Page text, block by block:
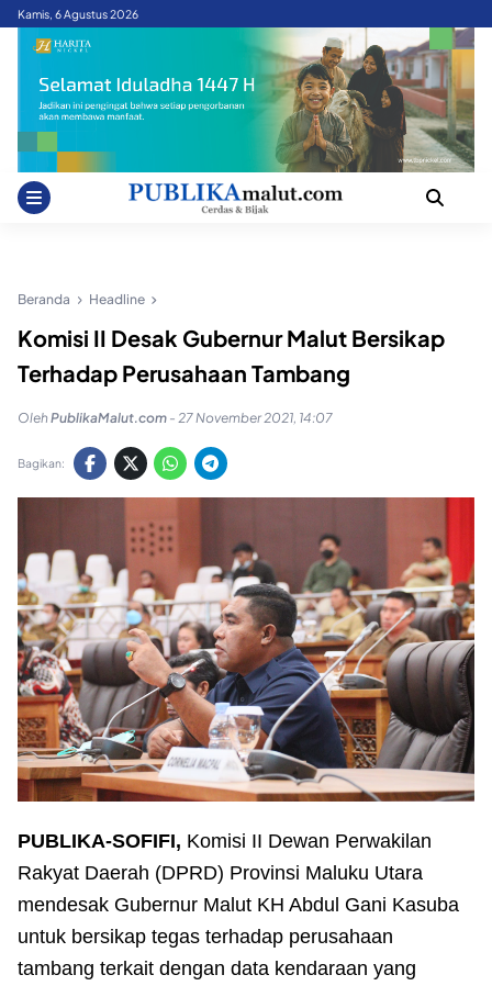
SkipKamis, 6 Agustus 2026
Beranda Headline
Komisi II Desak Gubernur Malut Bersikap
Terhadap Perusahaan Tambang
OlehPublikaMalut.com - 27 November 2021, 14:07
Bagikan:
PUBLIKA-SOFIFI, Komisi II Dewan Perwakilan
Rakyat Daerah (DPRD) Provinsi Maluku Utara
mendesak Gubernur Malut KH Abdul Gani Kasuba
untuk bersikap tegas terhadap perusahaan
tambang terkait dengan data kendaraan yang